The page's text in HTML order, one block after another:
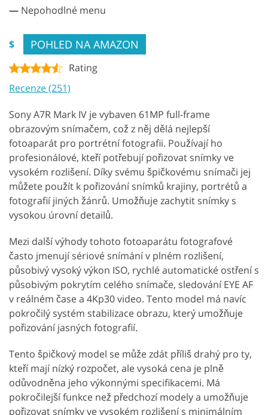
— Nepohodlné menu
$ POHLED NA AMAZON
Rating
Recenze (251)
Sony A7R Mark IV je vybaven 61MP full-frame
obrazovým snímačem, což z něj dělá nejlepší
fotoaparát pro portrétní fotografii. Používají ho
profesionálové, kteří potřebují pořizovat snímky ve
vysokém rozlišení. Díky svému špičkovému snímači jej
můžete použít k pořizování snímků krajiny, portrétů a
fotografií jiných žánrů. Umožňuje zachytit snímky s
vysokou úrovní detailů.
Mezi další výhody tohoto fotoaparátu fotografové
často jmenují sériové snímání v plném rozlišení,
působivý vysoký výkon ISO, rychlé automatické ostření s
působivým pokrytím celého snímače, sledování EYE AF
v reálném čase a 4Kp30 video. Tento model má navíc
pokročilý systém stabilizace obrazu, který umožňuje
pořizování jasných fotografií.
Tento špičkový model se může zdát příliš drahý pro ty,
kteří mají nízký rozpočet, ale vysoká cena je plně
odůvodněna jeho výkonnými specifikacemi. Má
pokročilejší funkce než předchozí modely a umožňuje
pořizovat snímky ve vysokém rozlišení s minimálním